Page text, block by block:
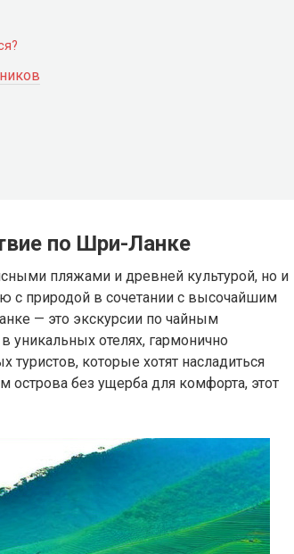
по Шри-Ланке
пляжами и древней культурой, но и
с природой в сочетании с высочайшим
— это экскурсии по чайным
уникальных отелях, гармонично
которые хотят насладиться
острова без ущерба для комфорта, этот